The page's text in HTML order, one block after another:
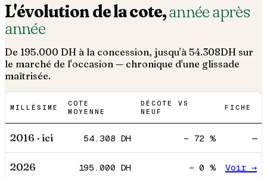
L'évolution de la cote,année après
année
De 195.000 DH à la concession, jusqu'à 54.308DH sur
le marché de l'occasion — chronique d'une glissade
maîtrisée.
MILLÉSIME
COTE
MOYENNE
DÉCOTE VS
NEUF
FICHE
2016 · ici 54.308 DH − 72 % —
2026 195.000 DH −0 % Voir →